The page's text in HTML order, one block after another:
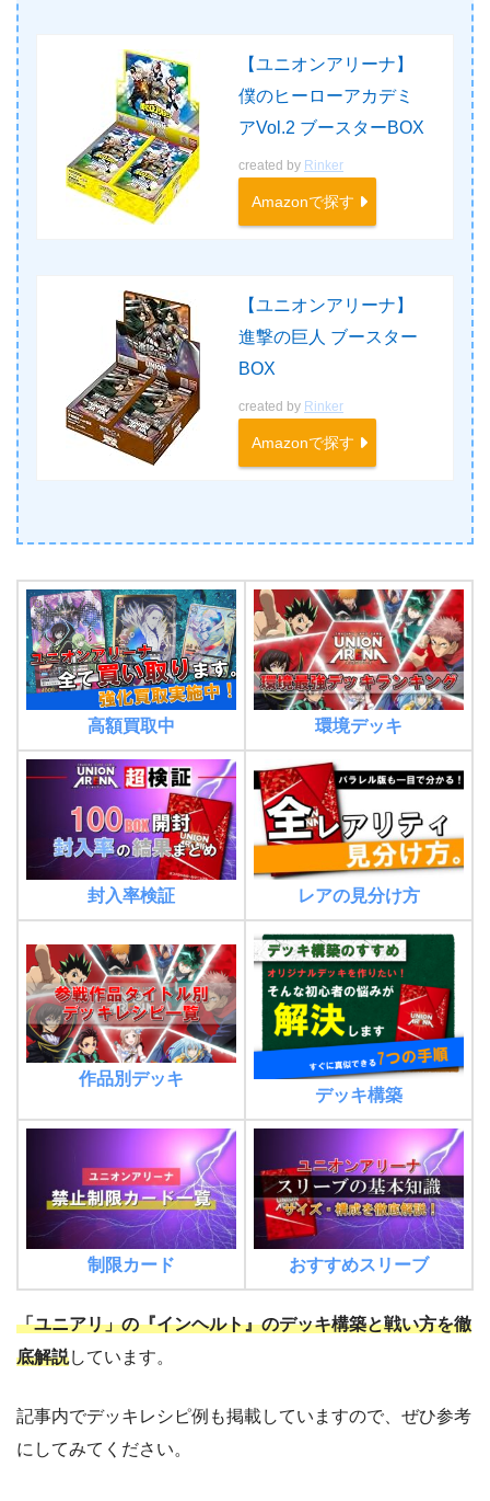
【ユニオンアリーナ】
僕のヒーローアカデミ
アVol.2 ブースターBOX
created by Rinker
Amazonで探す
【ユニオンアリーナ】
進撃の巨人 ブースター
BOX
created by Rinker
Amazonで探す
高額買取中 環境デッキ
封入率検証 レアの見分け方
作品別デッキ
デッキ構築
制限カード おすすめスリーブ
「ユニアリ」の『インヘルト』のデッキ構築と戦い方を徹
底解説しています。
記事内でデッキレシピ例も掲載していますので、ぜひ参考
にしてみてください。